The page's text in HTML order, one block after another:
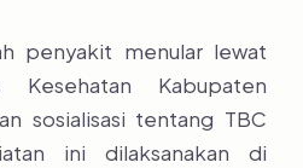
penyakit menular lewat
Kesehatan Kabupaten
sosialisasi tentang TBC
ini dilaksanakan di